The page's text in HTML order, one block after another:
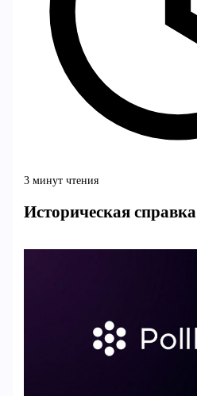
3 минут чтения
Историческая справка